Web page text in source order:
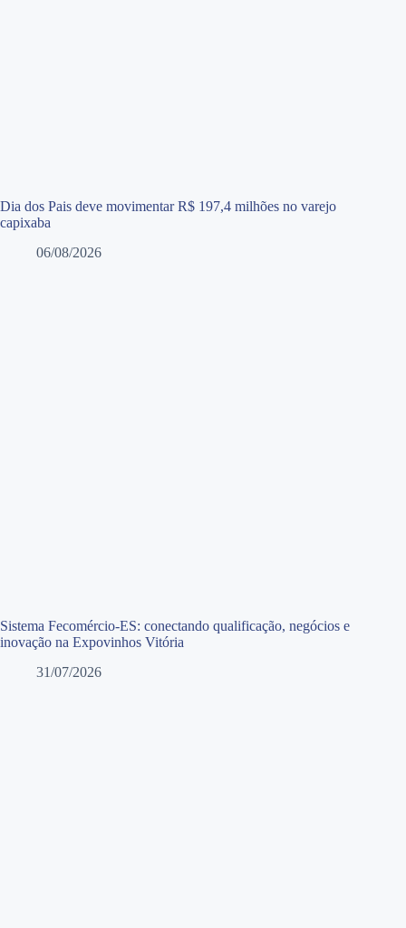
Dia dos Pais deve movimentar R$ 197,4 milhões no varejo
capixaba
06/08/2026
Sistema Fecomércio-ES: conectando qualificação, negócios e
inovação na Expovinhos Vitória
31/07/2026